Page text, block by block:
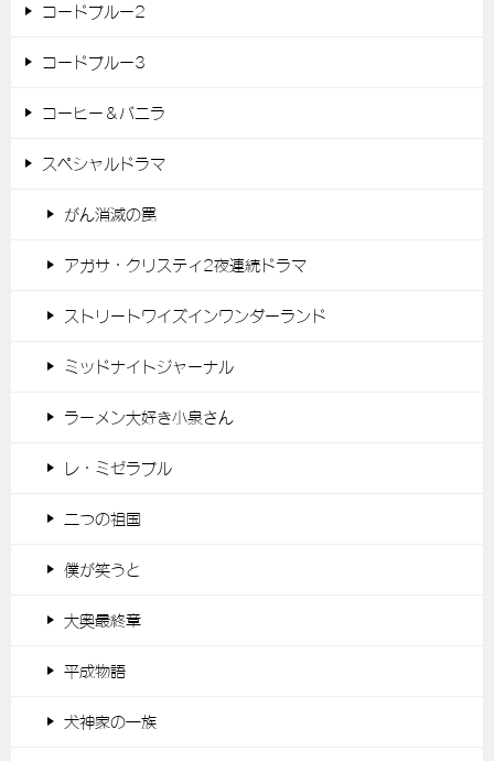
コードブルー2
コードブルー3
コーヒー＆バニラ
スペシャルドラマ
がん消滅の罠
アガサ・クリスティ2夜連続ドラマ
ストリートワイズインワンダーランド
ミッドナイトジャーナル
ラーメン大好き小泉さん
レ・ミゼラブル
二つの祖国
僕が笑うと
大奥最終章
平成物語
犬神家の一族